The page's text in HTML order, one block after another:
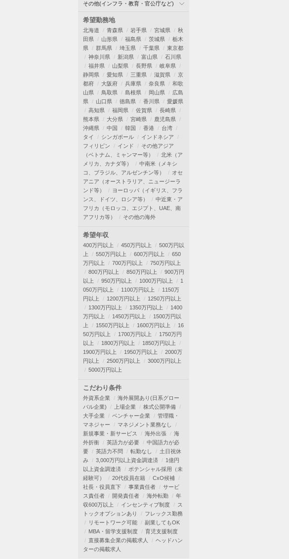
その他(インフラ・教育・官公庁など)
希望勤務地
北海道 青森県 岩手県 宮城県
秋
田県
山形県 福島県 茨城県
栃木
県
群馬県 埼玉県 千葉県
東京都
神奈川県
新潟県 富山県
石川県
福井県
山梨県 長野県
岐阜県
静岡県
愛知県 三重県 滋賀県
京
都府
大阪府 兵庫県 奈良県
和歌
山県
鳥取県 島根県 岡山県
広島
県
山口県 徳島県 香川県
愛媛県
高知県
福岡県 佐賀県
長崎県
熊本県
大分県 宮崎県
鹿児島県
沖縄県
中国 韓国 香港
台湾
タイ
シンガポール
インドネシア
フィリピン
インド
その他アジア
（ベトナム、ミャンマー等）
北米（ア
メリカ、カナダ等）
中南米（メキシ
コ、ブラジル、アルゼンチン等）
オセ
アニア（オーストラリア、ニュージーラ
ンド等）
ヨーロッパ（イギリス、フラ
ンス、ドイツ、ロシア等）
中近東・ア
フリカ（モロッコ、エジプト、UAE、南
アフリカ等）
その他の海外
希望年収
400万円以上 450万円以上
500万円以
上
550万円以上 600万円以上
650
万円以上
700万円以上
750万円以上
800万円以上
850万円以上
900万円
以上
950万円以上 1000万円以上
1
050万円以上
1100万円以上
1150万
円以上
1200万円以上
1250万円以上
1300万円以上
1350万円以上
1400
万円以上
1450万円以上
1500万円以
上
1550万円以上 1600万円以上
16
50万円以上
1700万円以上
1750万円
以上
1800万円以上
1850万円以上
1900万円以上
1950万円以上
2000万
円以上
2500万円以上
3000万円以上
5000万円以上
こだわり条件
外資系企業
海外展開あり(日系グロー
バル企業)
上場企業
株式公開準備
大手企業
ベンチャー企業
管理職・
マネジャー
マネジメント業務なし
新規事業・新サービス
海外出張
海
外折衝
英語力が必要
中国語力が必
要
英語力不問 転勤なし
土日祝休
み
3,000万円以上資金調達済
1億円
以上資金調達済
ポテンシャル採用（未
経験可）
20代役員在籍
CxO候補
社長・役員直下
事業責任者
サービ
ス責任者
開発責任者 海外転勤
年
収600万以上
インセンティブ制度
ス
トックオプションあり
フレックス勤務
リモートワーク可能
副業してもOK
MBA・留学支援制度
育児支援制度
直接募集企業の掲載求人
ヘッドハン
ターの掲載求人